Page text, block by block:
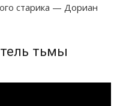
старика — Дориан
тьмы